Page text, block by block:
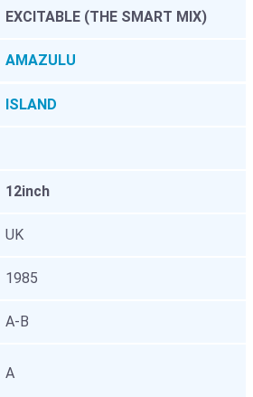
EXCITABLE (THE SMART MIX)
AMAZULU
ISLAND
12inch
UK
1985
A-B
A